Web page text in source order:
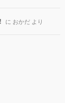
に おかだ より